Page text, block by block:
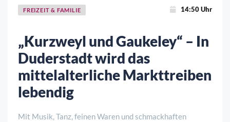
FREIZEIT & FAMILIE 14:50 Uhr
„Kurzweyl und Gaukeley“ – In
Duderstadt wird das
mittelalterliche Markttreiben
lebendig
Mit Musik, Tanz, feinen Waren und schmackhaften